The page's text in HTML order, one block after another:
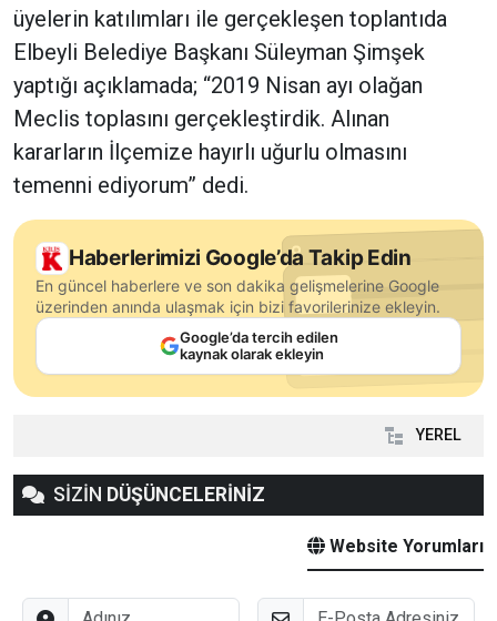
üyelerin katılımları ile gerçekleşen toplantıda
Elbeyli Belediye Başkanı Süleyman Şimşek
yaptığı açıklamada; “2019 Nisan ayı olağan
Meclis toplasını gerçekleştirdik. Alınan
kararların İlçemize hayırlı uğurlu olmasını
temenni ediyorum” dedi.
Haberlerimizi Google’da Takip Edin
En güncel haberlere ve son dakika gelişmelerine Google
üzerinden anında ulaşmak için bizi favorilerinize ekleyin.
Google’da tercih edilen
kaynak olarak ekleyin
YEREL
SİZİN DÜŞÜNCELERİNİZ
Website Yorumları
Adınız E-Posta